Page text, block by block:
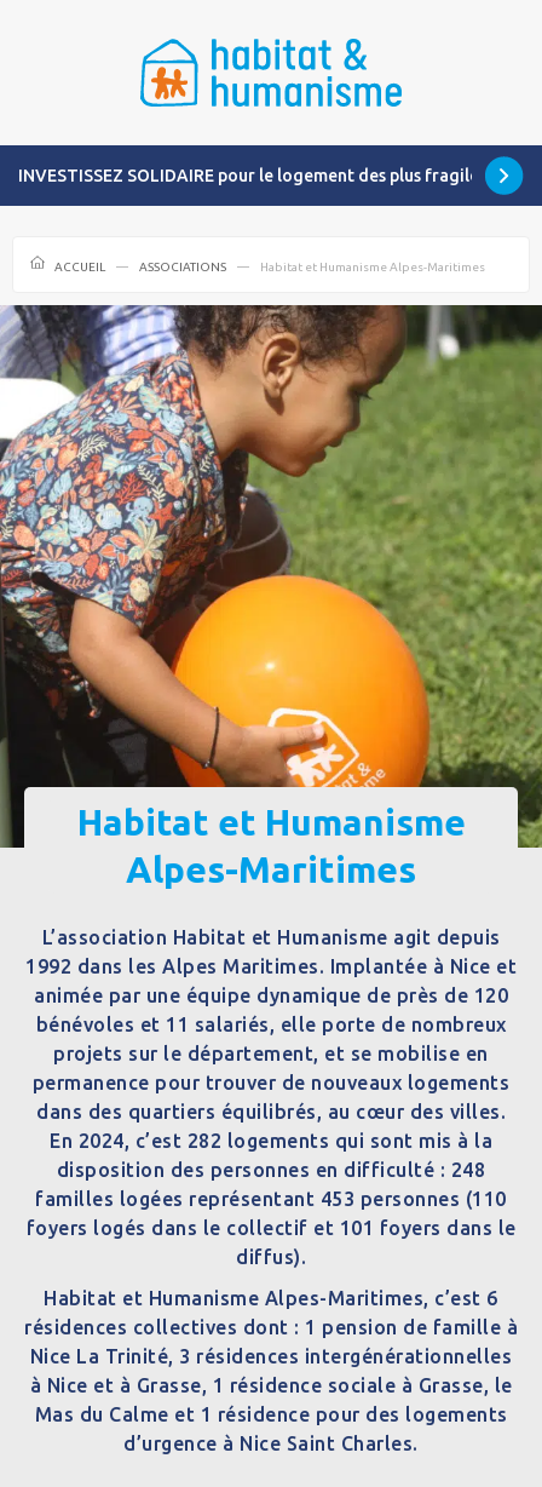
INVESTISSEZ SOLIDAIRE pour le logement des plus fragiles
ACCUEIL ASSOCIATIONS Habitat et Humanisme Alpes-Maritimes
Habitat et Humanisme
Alpes-Maritimes
L’association Habitat et Humanisme agit depuis
1992 dans les Alpes Maritimes. Implantée à Nice et
animée par une équipe dynamique de près de 120
bénévoles et 11 salariés, elle porte de nombreux
projets sur le département, et se mobilise en
permanence pour trouver de nouveaux logements
dans des quartiers équilibrés, au cœur des villes.
En 2024, c’est 282 logements qui sont mis à la
disposition des personnes en difficulté : 248
familles logées représentant 453 personnes (110
foyers logés dans le collectif et 101 foyers dans le
diffus).
Habitat et Humanisme Alpes-Maritimes, c’est 6
résidences collectives dont : 1 pension de famille à
Nice La Trinité, 3 résidences intergénérationnelles
à Nice et à Grasse, 1 résidence sociale à Grasse, le
Mas du Calme et 1 résidence pour des logements
d’urgence à Nice Saint Charles.